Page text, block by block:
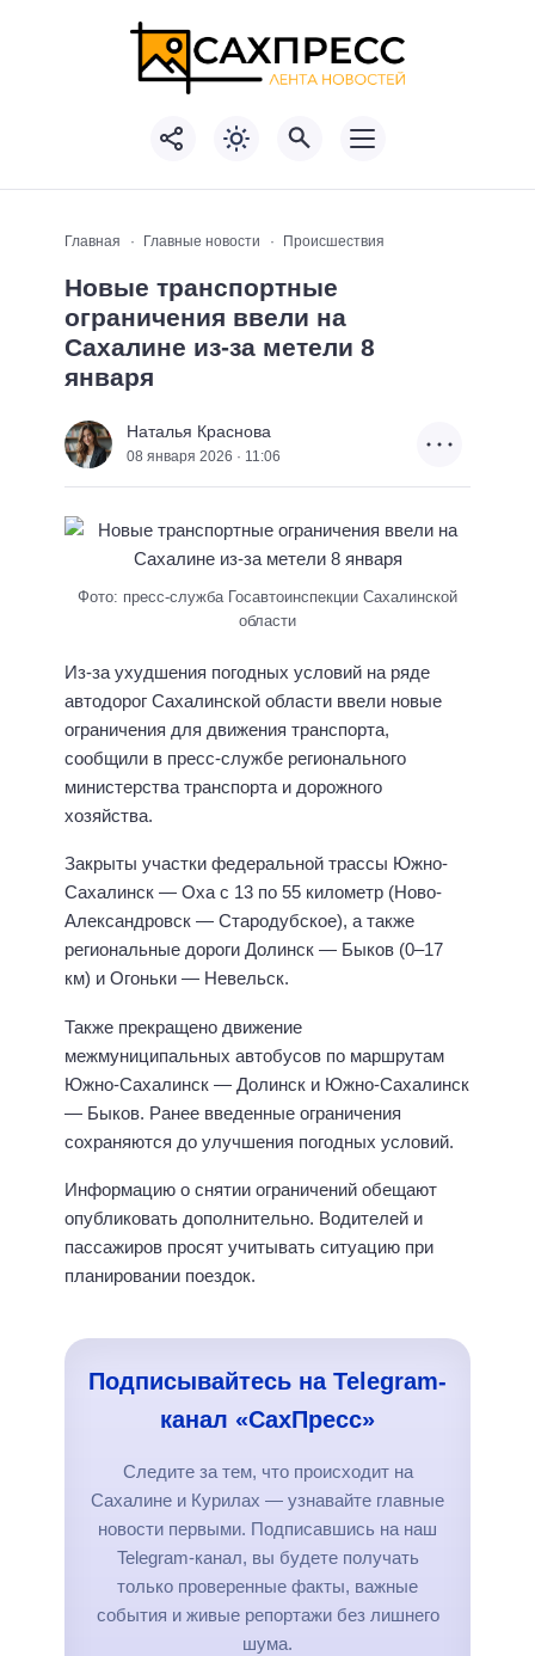
Главная Главные новости Происшествия
Новые транспортные
ограничения ввели на
Сахалине из-за метели 8
января
Наталья Краснова
08 января 2026 · 11:06
Фото: пресс-служба Госавтоинспекции Сахалинской
области
Из-за ухудшения погодных условий на ряде
автодорог Сахалинской области ввели новые
ограничения для движения транспорта,
сообщили в пресс-службе регионального
министерства транспорта и дорожного
хозяйства.
Закрыты участки федеральной трассы Южно-
Сахалинск — Оха с 13 по 55 километр (Ново-
Александровск — Стародубское), а также
региональные дороги Долинск — Быков (0–17
км) и Огоньки — Невельск.
Также прекращено движение
межмуниципальных автобусов по маршрутам
Южно-Сахалинск — Долинск и Южно-Сахалинск
— Быков. Ранее введенные ограничения
сохраняются до улучшения погодных условий.
Информацию о снятии ограничений обещают
опубликовать дополнительно. Водителей и
пассажиров просят учитывать ситуацию при
планировании поездок.
Подписывайтесь на Telegram-
канал «СахПресс»
Следите за тем, что происходит на
Сахалине и Курилах — узнавайте главные
новости первыми. Подписавшись на наш
Telegram-канал, вы будете получать
только проверенные факты, важные
события и живые репортажи без лишнего
шума.